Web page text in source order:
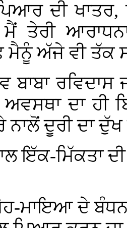
ਦੀ
ਮੈਂ ਤੇਰੀ
ਮੈਨੂੰ ਅੱਜੇ ਵੀ ਤੱਕ
ਬਾਬਾ
ਅਵਸਥਾ ਦਾ ਹੀ
ਨਾਲੋਂ ਦੂਰੀ ਦਾ
ਇੱਕ-ਮਿੱਕਤਾ ਦੀ
ਮਾਇਆ ਦੇ